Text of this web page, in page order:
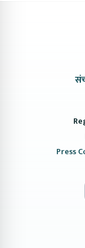
Press